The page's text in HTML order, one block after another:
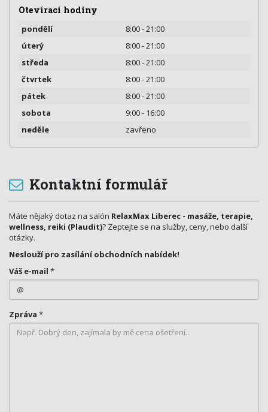
Otevírací hodiny
pondělí
8:00 - 21:00
úterý
8:00 - 21:00
středa
8:00 - 21:00
čtvrtek
8:00 - 21:00
pátek
8:00 - 21:00
sobota
9:00 - 16:00
neděle
zavřeno
Kontaktní formulář
Máte nějaký dotaz na salón RelaxMax Liberec - masáže, terapie,
wellness, reiki (Plaudit)? Zeptejte se na služby, ceny, nebo další
otázky.
Neslouží pro zasílání obchodních nabídek!
Váš e-mail *
Zpráva *